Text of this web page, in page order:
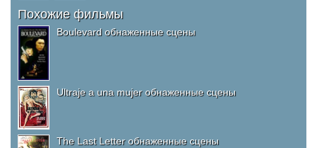
Похожие фильмы
Boulevard обнаженные сцены
Ultraje a una mujer обнаженные сцены
The Last Letter обнаженные сцены